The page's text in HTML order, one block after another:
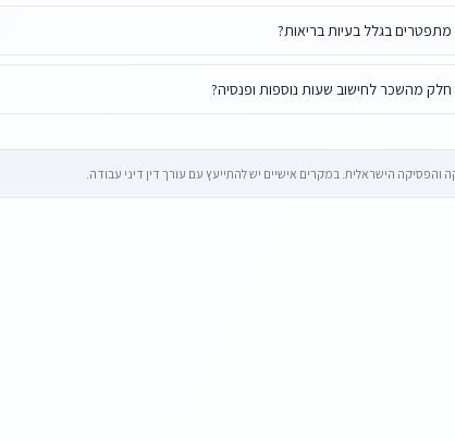
מתפטרים בגלל בעיות בריאות?
מהשכר לחישוב שעות נוספות ופנסיה?
הישראלית. במקרים אישיים יש להתייעץ עם עורך דין דיני עבודה.